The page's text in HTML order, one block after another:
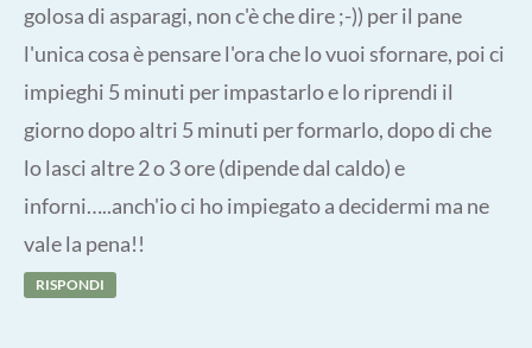
golosa di asparagi, non c'è che dire ;-)) per il pane
l'unica cosa è pensare l'ora che lo vuoi sfornare, poi ci
impieghi 5 minuti per impastarlo e lo riprendi il
giorno dopo altri 5 minuti per formarlo, dopo di che
lo lasci altre 2 o 3 ore (dipende dal caldo) e
inforni…..anch'io ci ho impiegato a decidermi ma ne
vale la pena!!
RISPONDI